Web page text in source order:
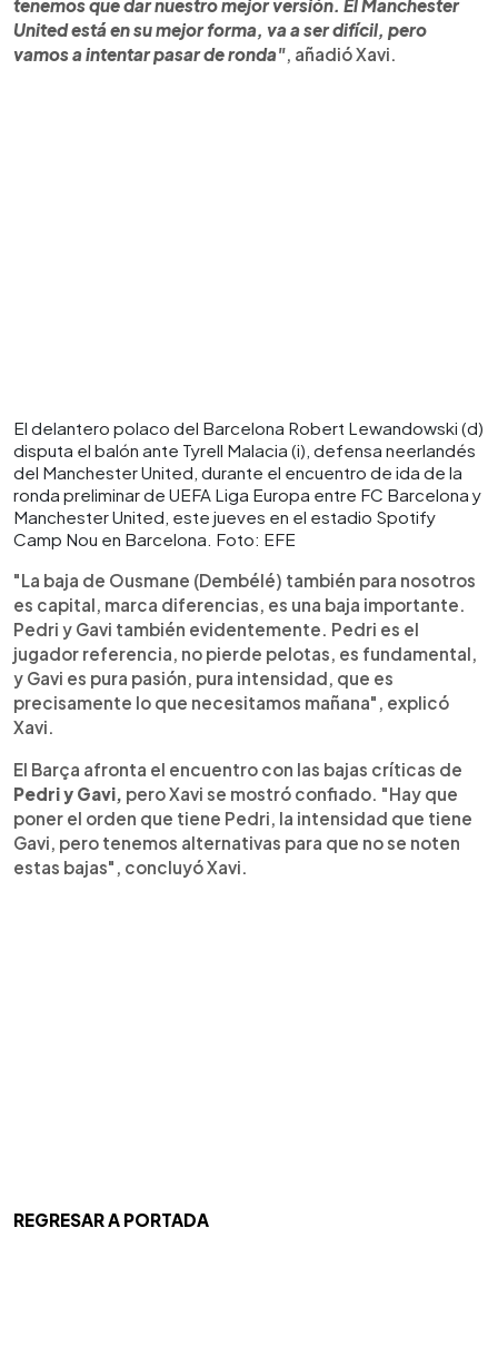
tenemos que dar nuestro mejor versión. El Manchester
United está en su mejor forma, va a ser difícil, pero
vamos a intentar pasar de ronda", añadió Xavi.
El delantero polaco del Barcelona Robert Lewandowski (d)
disputa el balón ante Tyrell Malacia (i), defensa neerlandés
del Manchester United, durante el encuentro de ida de la
ronda preliminar de UEFA Liga Europa entre FC Barcelona y
Manchester United, este jueves en el estadio Spotify
Camp Nou en Barcelona. Foto: EFE
"La baja de Ousmane (Dembélé) también para nosotros
es capital, marca diferencias, es una baja importante.
Pedri y Gavi también evidentemente. Pedri es el
jugador referencia, no pierde pelotas, es fundamental,
y Gavi es pura pasión, pura intensidad, que es
precisamente lo que necesitamos mañana", explicó
Xavi.
El Barça afronta el encuentro con las bajas críticas de
Pedri y Gavi, pero Xavi se mostró confiado. "Hay que
poner el orden que tiene Pedri, la intensidad que tiene
Gavi, pero tenemos alternativas para que no se noten
estas bajas", concluyó Xavi.
REGRESAR A PORTADA